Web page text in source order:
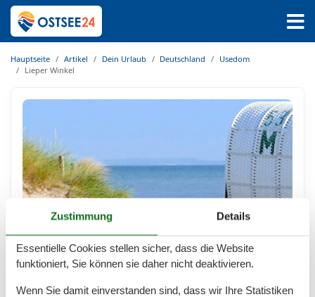
Hauptseite Artikel Dein Urlaub Deutschland
Usedom
Lieper Winkel
Ferienhaus im Lieper Winkel mit Hund
Zustimmung Details
Essentielle Cookies stellen sicher, dass die Website
funktioniert, Sie können sie daher nicht deaktivieren.
Wenn Sie damit einverstanden sind, dass wir Ihre Statistiken